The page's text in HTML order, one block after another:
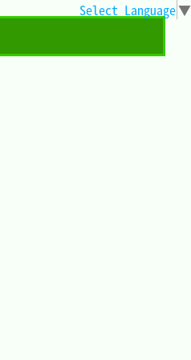
Select Language▼